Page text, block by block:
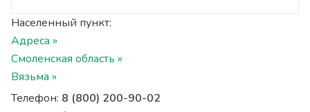
Населенный пункт:
Адреса »
Смоленская область »
Вязьма »
Телефон: 8 (800) 200-90-02